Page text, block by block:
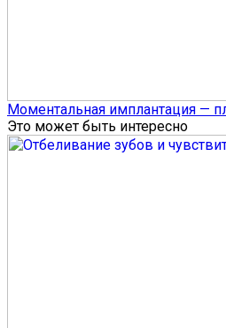
Моментальная имплантация —
Это может быть интересно